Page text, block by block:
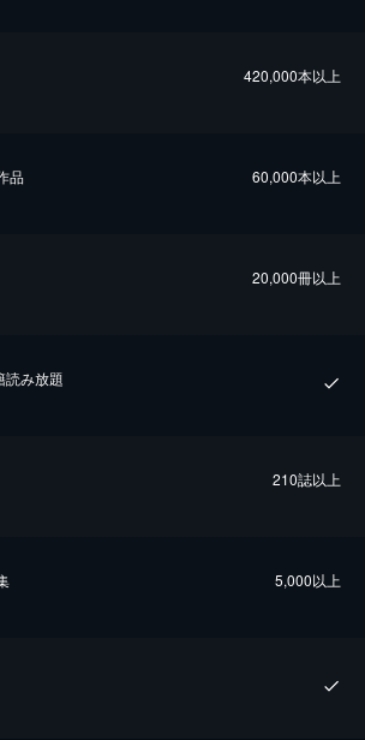
420,000本以上
品 60,000本以上
20,000冊以上
読み放題
210誌以上
5,000以上